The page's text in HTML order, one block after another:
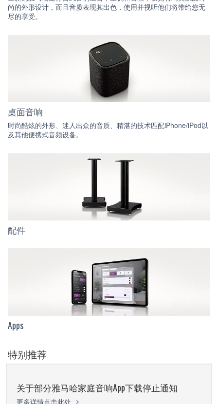
尚的外形设计，而且音质表现其出色，使用并视听他们将带给您无
尽的享受。
桌面音响
时尚酷炫的外形、迷人出众的音质、精湛的技术匹配iPhone/iPod以
及其他便携式音频设备。
配件
Apps
特别推荐
关于部分雅马哈家庭音响App下载停止通知
更多详情点击此处